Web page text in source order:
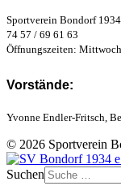
Sportverein Bondorf
74 57 / 69 61 63
Öffnungszeiten:
Vorstände:
Yvonne Endler-Fritsch,
© 2026 Sportverein
Suchen